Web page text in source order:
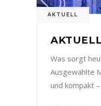
AKTUELL
Was sorgt
Ausgewählte
und kompakt –